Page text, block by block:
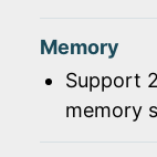
Memory
Support
memory